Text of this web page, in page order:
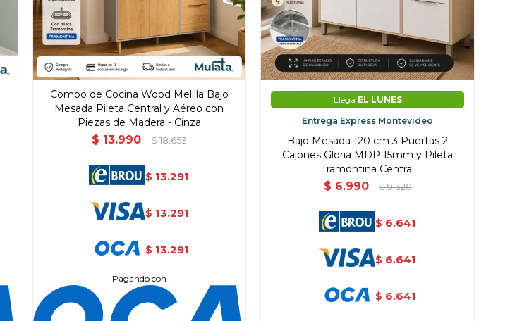
Combo de Cocina Wood Melilla Bajo
Mesada Pileta Central y Aéreo con
Piezas de Madera - Cinza
$ 13.990 $ 18.653
$ 13.291
$ 13.291
$ 13.291
Pagando con
Llega EL LUNES
Entrega Express Montevideo
Bajo Mesada 120 cm 3 Puertas 2
Cajones Gloria MDP 15mm y Pileta
Tramontina Central
$ 6.990 $ 9.320
$ 6.641
$ 6.641
$ 6.641